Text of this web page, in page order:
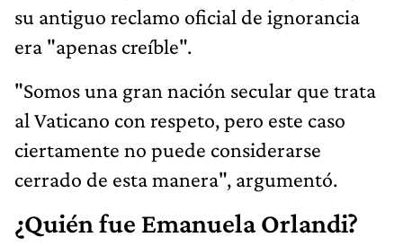
su antiguo reclamo oficial de ignorancia
era "apenas creíble".
"Somos una gran nación secular que trata
al Vaticano con respeto, pero este caso
ciertamente no puede considerarse
cerrado de esta manera", argumentó.
¿Quién fue Emanuela Orlandi?